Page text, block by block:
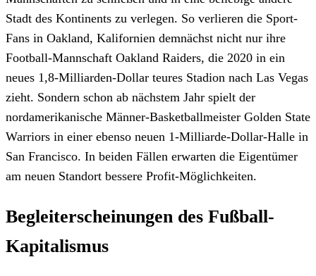
Stadt des Kontinents zu verlegen. So verlieren die Sport-
Fans in Oakland, Kalifornien demnächst nicht nur ihre
Football-Mannschaft Oakland Raiders, die 2020 in ein
neues 1,8-Milliarden-Dollar teures Stadion nach Las Vegas
zieht. Sondern schon ab nächstem Jahr spielt der
nordamerikanische Männer-Basketballmeister Golden State
Warriors in einer ebenso neuen 1-Milliarde-Dollar-Halle in
San Francisco. In beiden Fällen erwarten die Eigentümer
am neuen Standort bessere Profit-Möglichkeiten.
Begleiterscheinungen des Fußball-
Kapitalismus